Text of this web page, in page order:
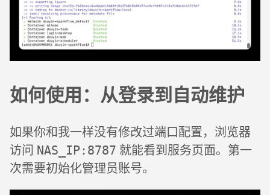
如何使用：从登录到自动维护
如果你和我一样没有修改过端口配置，浏览器
访问 NAS_IP:8787 就能看到服务页面。第一
次需要初始化管理员账号。